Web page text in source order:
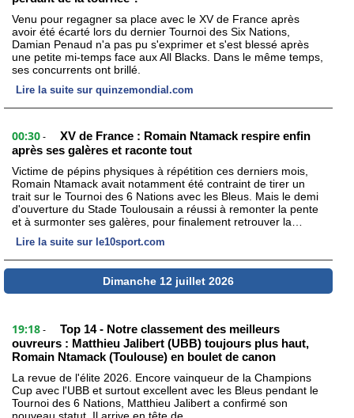
Venu pour regagner sa place avec le XV de France après
avoir été écarté lors du dernier Tournoi des Six Nations,
Damian Penaud n'a pas pu s'exprimer et s'est blessé après
une petite mi-temps face aux All Blacks. Dans le même temps,
ses concurrents ont brillé.
Lire la suite sur quinzemondial.com
00:30 -
XV de France : Romain Ntamack respire enfin
après ses galères et raconte tout
Victime de pépins physiques à répétition ces derniers mois,
Romain Ntamack avait notamment été contraint de tirer un
trait sur le Tournoi des 6 Nations avec les Bleus. Mais le demi
d'ouverture du Stade Toulousain a réussi à remonter la pente
et à surmonter ses galères, pour finalement retrouver la…
Lire la suite sur le10sport.com
Dimanche 12 juillet 2026
19:18 -
Top 14 - Notre classement des meilleurs
ouvreurs : Matthieu Jalibert (UBB) toujours plus haut,
Romain Ntamack (Toulouse) en boulet de canon
La revue de l'élite 2026. Encore vainqueur de la Champions
Cup avec l'UBB et surtout excellent avec les Bleus pendant le
Tournoi des 6 Nations, Matthieu Jalibert a confirmé son